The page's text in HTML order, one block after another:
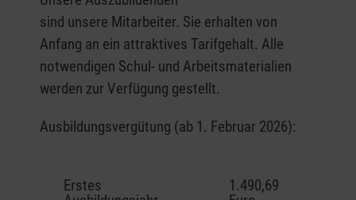
sind unsere Mitarbeiter. Sie erhalten von
Anfang an ein attraktives Tarifgehalt. Alle
notwendigen Schul- und Arbeitsmaterialien
werden zur Verfügung gestellt.
Ausbildungsvergütung (ab 1. Februar 2026):
Erstes
1.490,69